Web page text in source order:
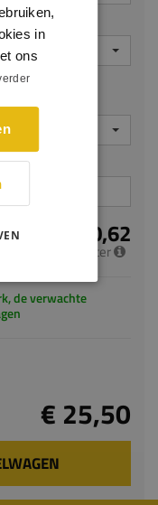
€ 10,62
per meter
de verwachte
€ 25,50
in
ons